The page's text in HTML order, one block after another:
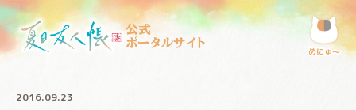
公式
ポータルサイト
めにゅ〜
2016.09.23